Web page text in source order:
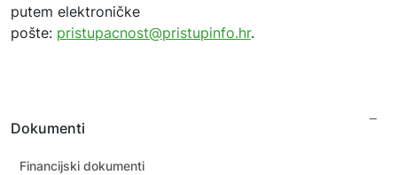
Dokumenti
Financijski dokumenti
putem elektroničke
pošte: pristupacnost@pristupinfo.hr.